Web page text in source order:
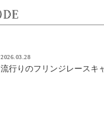
2026.03.28
流行りのフリンジレースキ